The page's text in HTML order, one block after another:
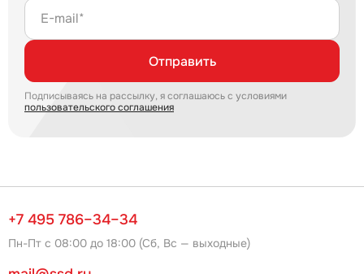
E-mail*
Отправить
Подписываясь на рассылку, я соглашаюсь с условиями
пользовательского соглашения
+7 495 786–34–34
Пн-Пт с 08:00 до 18:00 (Сб, Вс — выходные)